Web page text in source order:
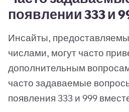
появлении 333 и
Инсайты,
числами, могут часто
дополнительным
часто задаваемые
появления 333 и 999